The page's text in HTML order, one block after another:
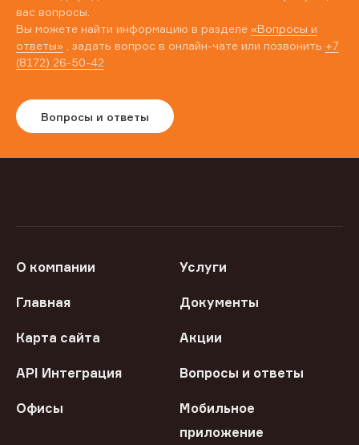
вас вопросы.
Вы можете найти информацию в разделе «Вопросы и
ответы» , задать вопрос в онлайн-чате или позвонить +7
(8172) 26-50-42
Вопросы и ответы
О компании Услуги
Главная Документы
Карта сайта Акции
API Интеграция Вопросы и ответы
Офисы
Мобильное
приложение